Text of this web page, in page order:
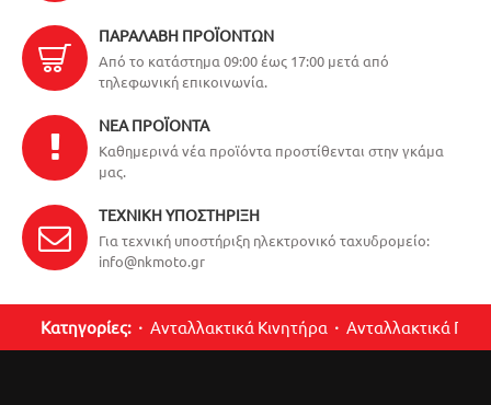
ΠΑΡΑΛΑΒΉ ΠΡΟΪΌΝΤΩΝ
Από το κατάστημα 09:00 έως 17:00 μετά από
τηλεφωνική επικοινωνία.
ΝΈΑ ΠΡΟΪΌΝΤΑ
Καθημερινά νέα προϊόντα προστίθενται στην γκάμα
μας.
ΤΕΧΝΙΚΉ ΥΠΟΣΤΉΡΙΞΗ
Για τεχνική υποστήριξη ηλεκτρονικό ταχυδρομείο:
info@nkmoto.gr
Κατηγορίες: Ανταλλακτικά Κινητήρα Ανταλλακτικά